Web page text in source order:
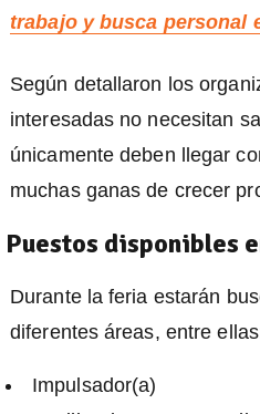
trabajo y busca personal
Según detallaron los
interesadas no necesitan
únicamente deben llegar
muchas ganas de crecer
Puestos disponibles
Durante la feria estarán
diferentes áreas, entre
Impulsador(a)